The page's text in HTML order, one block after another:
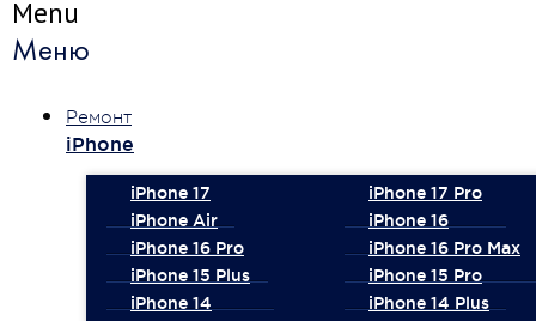
Menu
Меню
Ремонт
iPhone
iPhone 17
iPhone 17 Pro
iPhone Air
iPhone 16
iPhone 16 Pro
iPhone 16 Pro Max
iPhone 15 Plus
iPhone 15 Pro
iPhone 14
iPhone 14 Plus